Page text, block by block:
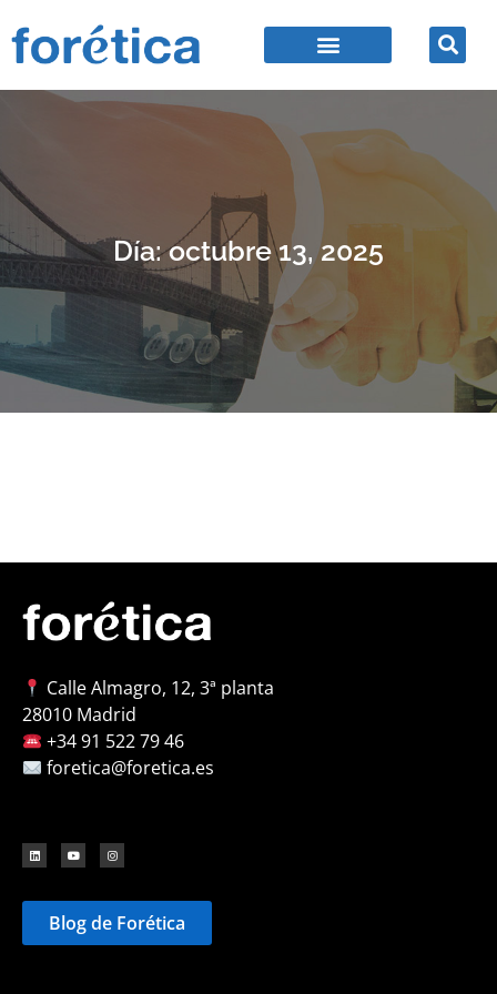
Día: octubre 13, 2025
Calle Almagro, 12, 3ª planta
28010 Madrid
+34 91 522 79 46
foretica@foretica.es
Blog de Forética